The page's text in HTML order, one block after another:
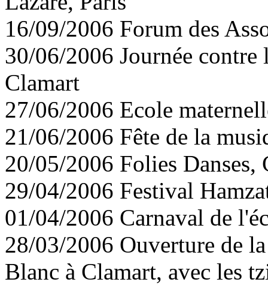
16/09/2006 Forum des
30/06/2006 Journée contre
Clamart
27/06/2006 Ecole
21/06/2006 Fête de la
20/05/2006 Folies Danses,
29/04/2006 Festival
01/04/2006 Carnaval de
28/03/2006 Ouverture de
Blanc à Clamart, avec les